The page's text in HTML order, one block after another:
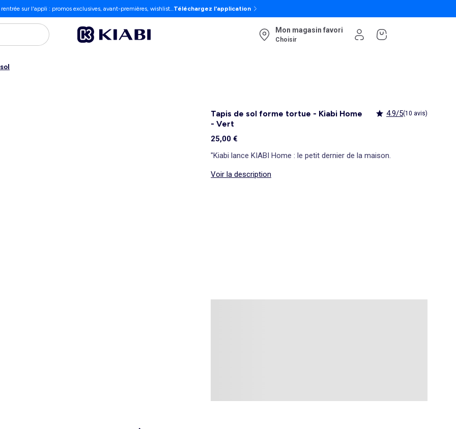
rentrée sur l'appli : promos exclusives, avant-premières, wishlist…Téléchargez l'application
Mon magasin favori
Choisir
Tapis de sol forme tortue - Kiabi Home
- Vert
4.9/5(10 avis)
25,00 €
"Kiabi lance KIABI Home : le petit dernier de la maison.
Voir la description